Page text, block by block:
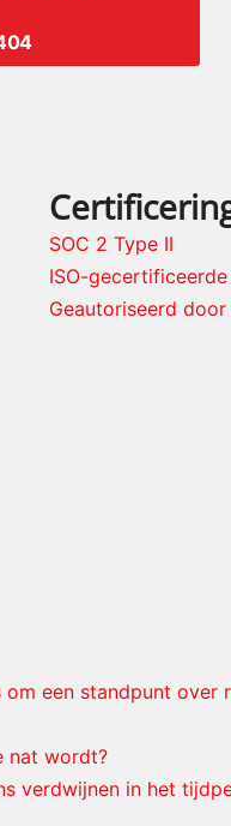
SOC 2 Type II
ISO-
Geautoriseerd
een standpunt over
nat wordt?
verdwijnen in het